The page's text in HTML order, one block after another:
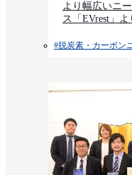
より幅広いニ
ス「EVrest」
#脱炭素・カーボン